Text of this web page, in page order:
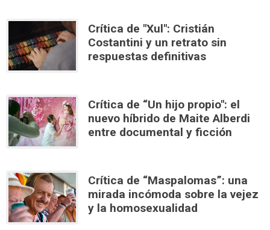
Crítica de "Xul": Cristián
Costantini y un retrato sin
respuestas definitivas
Crítica de “Un hijo propio": el
nuevo híbrido de Maite Alberdi
entre documental y ficción
Crítica de “Maspalomas”: una
mirada incómoda sobre la vejez
y la homosexualidad